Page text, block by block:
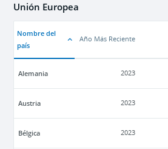
Unión Europea
Nombre del
país
Año Más Reciente
Alemania 2023
Austria 2023
Bélgica 2023